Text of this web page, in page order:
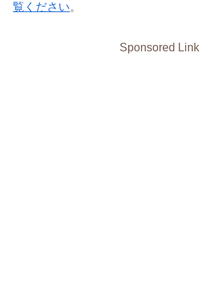
覧ください。
Sponsored Link